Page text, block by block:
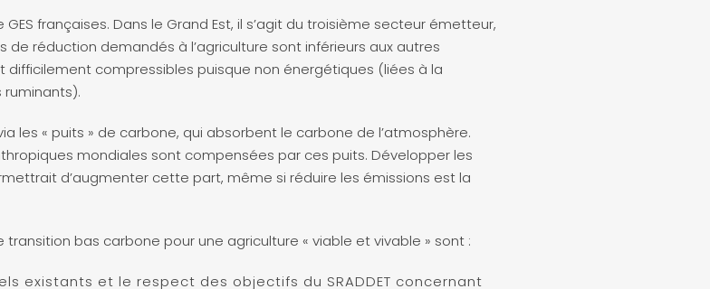
françaises. Dans le Grand Est, il s’agit du troisième secteur émetteur,
de réduction demandés à l’agriculture sont inférieurs aux autres
difficilement compressibles puisque non énergétiques (liées à la
les « puits » de carbone, qui absorbent le carbone de l’atmosphère.
mondiales sont compensées par ces puits. Développer les
d’augmenter cette part, même si réduire les émissions est la
transition bas carbone pour une agriculture « viable et vivable » sont :
existants et le respect des objectifs du SRADDET concernant